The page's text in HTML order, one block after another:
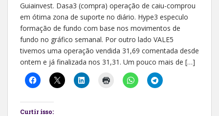
Guiainvest. Dasa3 (compra) operação de caiu-comprou
em ótima zona de suporte no diário. Hype3 especulo
formação de fundo com base nos movimentos de
fundo no gráfico semanal. Por outro lado VALE5
tivemos uma operação vendida 31,69 comentada desde
ontem e já finalizada nos 31,31. Um pouco mais de […]
Curtir isso: